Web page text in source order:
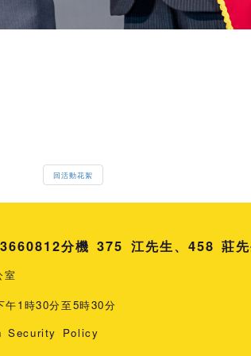
回活動花絮
分機 375 江先生 458 莊
室
1時30分至5時30分
Security Policy